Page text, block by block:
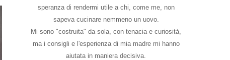
speranza di rendermi utile a chi, come me, non
sapeva cucinare nemmeno un uovo.
Mi sono "costruita" da sola, con tenacia e curiosità,
ma i consigli e l'esperienza di mia madre mi hanno
aiutata in maniera decisiva.